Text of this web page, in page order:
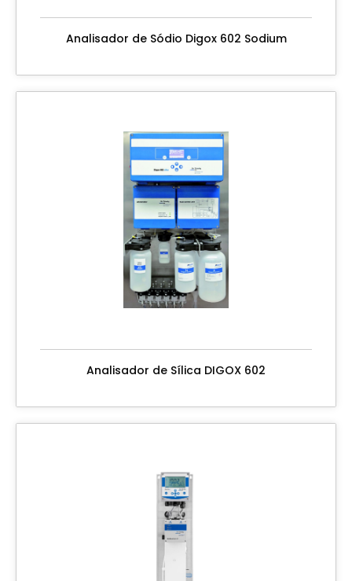
Analisador de Sódio Digox 602 Sodium
Analisador de Sílica DIGOX 602